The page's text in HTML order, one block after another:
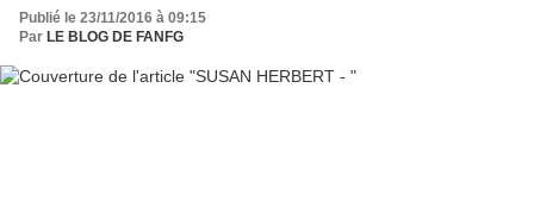
Publié le 23/11/2016 à 09:15
Par LE BLOG DE FANFG